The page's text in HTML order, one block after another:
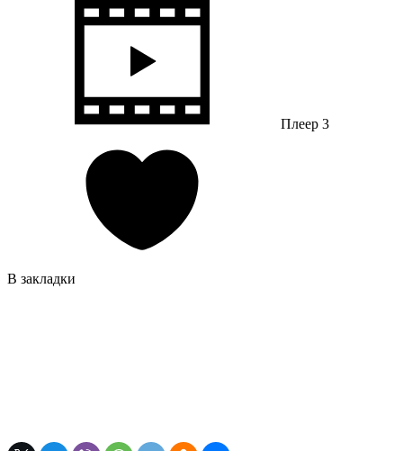
Плеер 3
В закладки